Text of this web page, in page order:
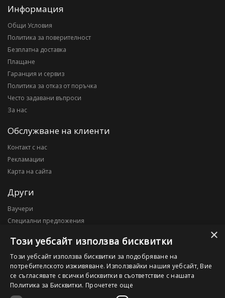
Информация
Общи Условия
Политика за поверителност
Безплатна доставка
Плащане
Гаранция и сервиз
Политика за отказ от поръчка
Често задавани въпроси
За нас
Обслужване на клиенти
Контакт с нас
Рекламации
Карта на сайта
Други
Ваучери
Специални предложения
Моят профил
Моят профил
История на поръчките
Желани продукти
×
Този уебсайт използва бисквитки
Този уебсайт използва бисквитки за подобряване на
потребителското изживяване. Използвайки нашия уебсайт, Вие
се съгласявате с всички бисквитки в съответствие с нашата
Политика за Бисквитки. Прочетете още